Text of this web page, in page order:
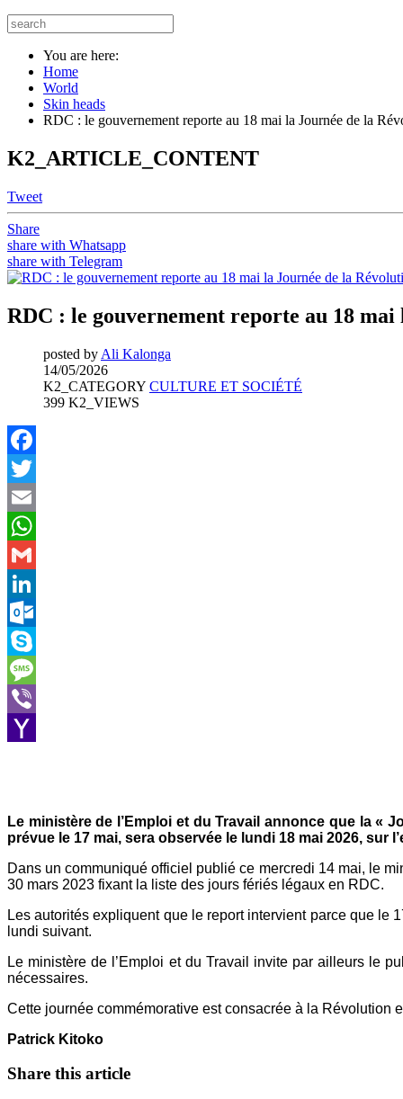
You are here:
Home
World
Skin heads
RDC : le gouvernement reporte au 18 mai la Journée de la
K2_ARTICLE_CONTENT
Tweet
Share
share with Whatsapp
share with Telegram
RDC : le gouvernement reporte au 18
posted by Ali Kalonga
14/05/2026
K2_CATEGORY CULTURE ET SOCIÉTÉ
399 K2_VIEWS
Facebook
Twitter
Email
WhatsApp
Gmail
LinkedIn
Outlook.com
Skype
Message
Viber
Le ministère de l’Emploi et du Travail annonce que la «
prévue le 17 mai, sera observée le lundi 18 mai 2026, sur
Dans un communiqué officiel publié ce mercredi 14 mai, le
30 mars 2023 fixant la liste des jours fériés légaux en RDC.
Les autorités expliquent que le report intervient parce que
lundi suivant.
Le ministère de l’Emploi et du Travail invite par ailleurs le
nécessaires.
Cette journée commémorative est consacrée à la Révolution
Patrick Kitoko
Share this article